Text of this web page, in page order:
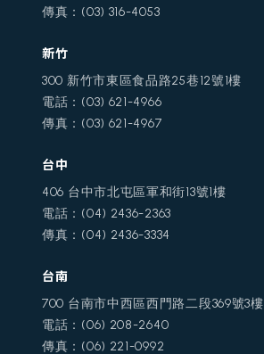
傳真：(03) 316-4053
新竹
300 新竹市東區食品路25巷12號1樓
電話：(03) 621-4966
傳真：(03) 621-4967
台中
406 台中市北屯區軍和街13號1樓
電話：(04) 2436-2363
傳真：(04) 2436-3334
台南
700 台南市中西區西門路二段369號3樓
電話：(06) 208-2640
傳真：(06) 221-0992